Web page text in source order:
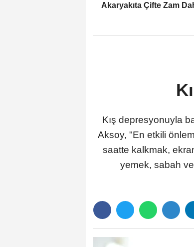
Akaryakıta Çifte Zam
Kış depresyonuyla
Aksoy, "En etkili
saatte kalkmak,
yemek, sabah